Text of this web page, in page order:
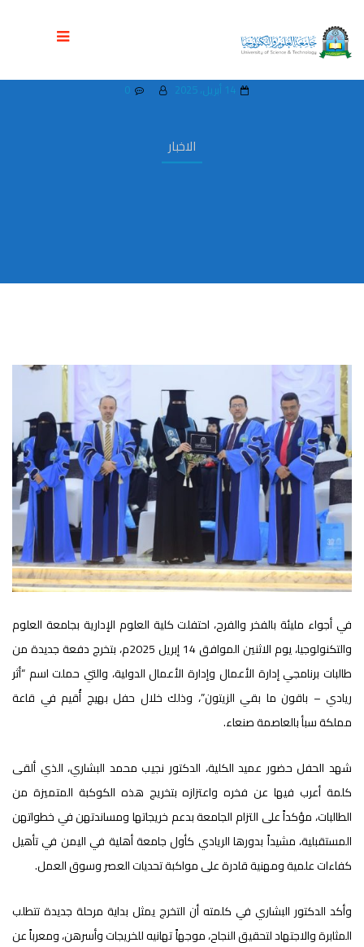
الاخبار
كلية العلوم الإدارية تودع دفعة “أثر ريادي”
0
في أجواء مليئة بالفخر والفرح، احتفلت كلية العلوم الإدارية بجامعة العلوم
والتكنولوجيا، يوم الاثنين الموافق 14 إبريل 2025م، بتخرج دفعة جديدة من
طالبات برنامجي إدارة الأعمال وإدارة الأعمال الدولية، والتي حملت اسم “أثر
ريادي – باقون ما بقي الزيتون”، وذلك خلال حفل بهيج أُقيم في قاعة
مملكة سبأ بالعاصمة صنعاء.
شهد الحفل حضور عميد الكلية، الدكتور نجيب محمد البشاري، الذي ألقى
كلمة أعرب فيها عن فخره واعتزازه بتخريج هذه الكوكبة المتميزة من
الطالبات، مؤكداً على التزام الجامعة بدعم خريجاتها ومساندتهن في خطواتهن
المستقبلية، مشيداً بدورها الريادي كأول جامعة أهلية في اليمن في تأهيل
كفاءات علمية ومهنية قادرة على مواكبة تحديات العصر وسوق العمل.
وأكد الدكتور البشاري في كلمته أن التخرج يمثل بداية مرحلة جديدة تتطلب
المثابرة والاجتهاد لتحقيق النجاح، موجهاً تهانيه للخريجات وأسرهن، ومعرباً عن